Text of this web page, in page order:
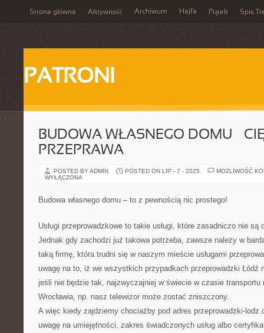
Strona główna Aktywność Archiwum Hajfa Piątek Spis
PATRONI
BUDOWA WŁASNEGO DOMU –
PRZEPRAWA
POSTED BY ADMIN POSTED ON LIP - 7 - 2025
MOŻLIWOŚĆ
WYŁĄCZONA
Budowa własnego domu – to z pewnością nic prostego!
Usługi przeprowadzkowe to takie usługi, które zasadniczo nie
Jednak gdy zachodzi już takowa potrzeba, zawsze należy w
taką firmę, która trudni się w naszym mieście usługami
uwagę na to, iż we wszystkich przypadkach przeprowadzki Łódź
jeśli nie będzie tak, najzwyczajniej w świecie w czasie
Wrocławia, np. nasz telewizor może zostać zniszczony.
A więc kiedy zajdziemy chociażby pod adres przeprowadzki-
uwagę na umiejętności, zakres świadczonych usług albo